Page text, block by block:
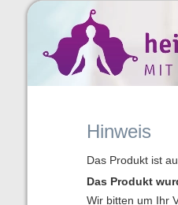
Hinweis
Das Produkt ist
Das Produkt
Wir bitten um Ihr